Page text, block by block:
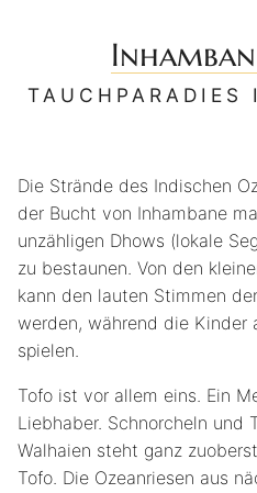
TAUCHPARADIES
Die Strände des Indischen
der Bucht von Inhambane
unzähligen Dhows (lokale
zu bestaunen. Von den
kann den lauten Stimmen
werden, während die Kinder
spielen.
Tofo ist vor allem eins. Ein
Liebhaber. Schnorcheln und
Walhaien steht ganz
Tofo. Die Ozeanriesen aus